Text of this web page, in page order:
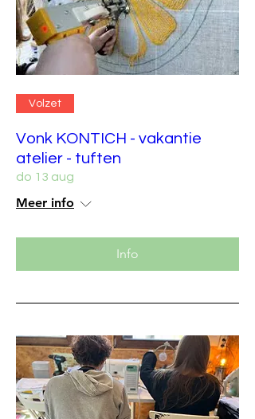
Volzet
Vonk KONTICH - vakantie
atelier - tuften
do 13 aug
Meer info
Info